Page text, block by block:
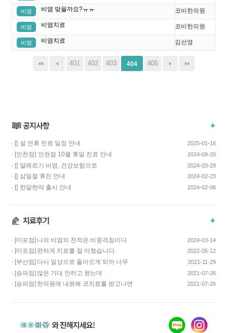
비염 비염 맞을까요?ㅠㅠ 코비한의원
비염 비염치료 코비한의원
비염 비염치료 김선영
401 402 403 404 405
· [] 설 연휴 진료 일정 안내 2025-01-16
· [인천점] 인천점 10월 휴일 진료 안내 2024-09-20
· [] 알레르기 비염, 건강보험으로
치료하고 비용…
2024-03-28
· [] 삼일절 휴진 안내 2024-02-23
· [] 한알한약 출시 안내 2024-02-06
· [마포점] 나의 비염의 천적은 비중격침이다. 2024-03-14
· [마포점] 편하게 치료를 잘 마쳤습니다. 2022-05-12
· [부산점] 다시 일상으로 돌아오게 되어 너무
기쁩니다…
2021-11-29
· [송파점] 많은 기대 안하고 왔는데
코스요리처럼 이어…
2021-07-26
· [송파점] 한의원에 내원해 코치료를 받고나면
2021-07-26